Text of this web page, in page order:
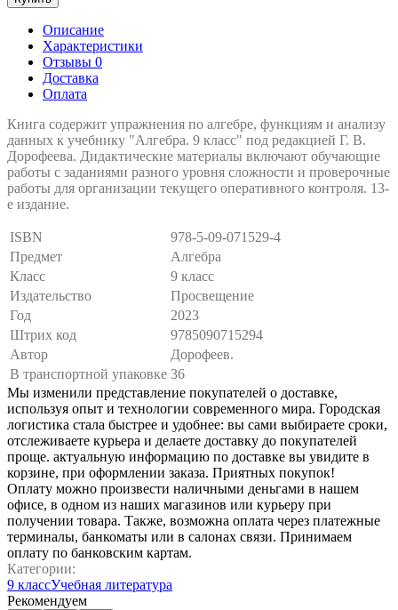
Описание
Характеристики
Отзывы 0
Доставка
Оплата
Книга содержит упражнения по алгебре, функциям и анализу
данных к учебнику "Алгебра. 9 класс" под редакцией Г. В.
Дорофеева. Дидактические материалы включают обучающие
работы с заданиями разного уровня сложности и проверочные
работы для организации текущего оперативного контроля. 13-
е издание.
ISBN
978-5-09-071529-4
Предмет
Алгебра
Класс
9 класс
Издательство
Просвещение
Год
2023
Штрих код
9785090715294
Автор
Дорофеев.
В транспортной упаковке 36
Мы изменили представление покупателей о доставке,
используя опыт и технологии современного мира. Городская
логистика стала быстрее и удобнее: вы сами выбираете сроки,
отслеживаете курьера и делаете доставку до покупателей
проще. актуальную информацию по доставке вы увидите в
корзине, при оформлении заказа. Приятных покупок!
Оплату можно произвести наличными деньгами в нашем
офисе, в одном из наших магазинов или курьеру при
получении товара. Также, возможна оплата через платежные
терминалы, банкоматы или в салонах связи. Принимаем
оплату по банковским картам.
Категории:
9 классУчебная литература
Рекомендуем